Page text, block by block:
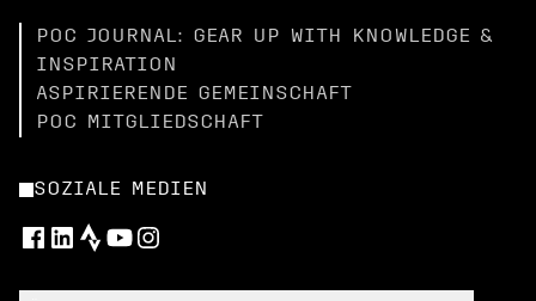
POC JOURNAL: GEAR UP WITH KNOWLEDGE &
INSPIRATION
ASPIRIERENDE GEMEINSCHAFT
POC MITGLIEDSCHAFT
SOZIALE MEDIEN